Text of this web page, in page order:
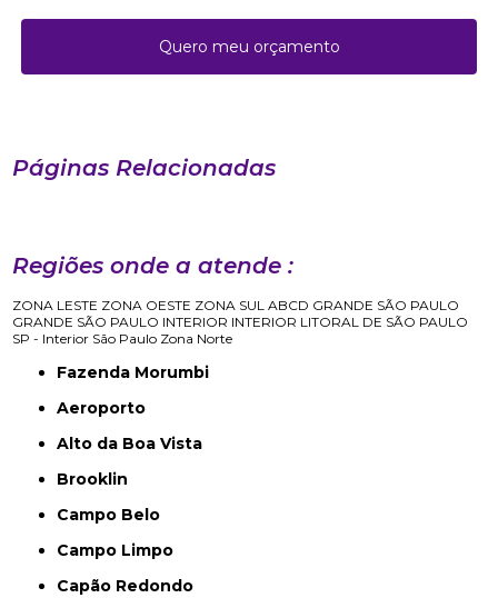
Quero meu orçamento
Páginas Relacionadas
Regiões onde a atende :
ZONA LESTE ZONA OESTE ZONA SUL ABCD GRANDE SÃO PAULO
GRANDE SÃO PAULO INTERIOR INTERIOR LITORAL DE SÃO PAULO
SP - Interior São Paulo Zona Norte
Fazenda Morumbi
Aeroporto
Alto da Boa Vista
Brooklin
Campo Belo
Campo Limpo
Capão Redondo